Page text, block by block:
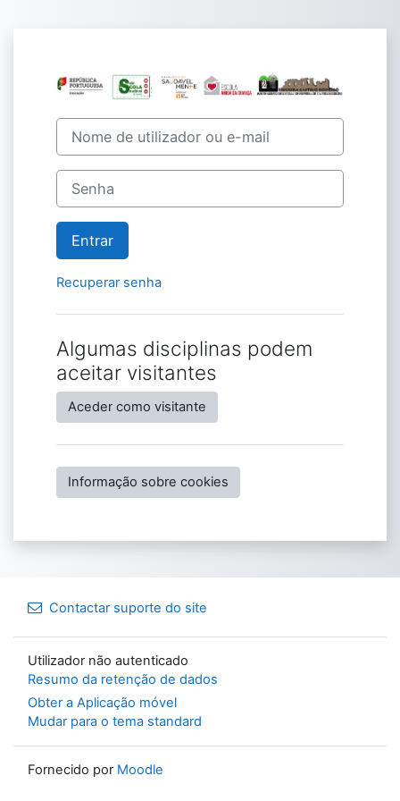
Entrar em
Nome de utilizador ou e-mail
Senha
Entrar
Recuperar senha
Algumas disciplinas podem
aceitar visitantes
Aceder como visitante
Informação sobre cookies
Contactar suporte do site
Utilizador não autenticado
Resumo da retenção de dados
Obter a Aplicação móvel
Mudar para o tema standard
Fornecido por Moodle